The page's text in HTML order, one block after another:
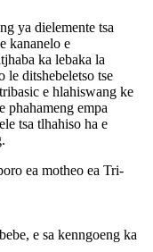
ya dielemente tsa
kananelo e
ka lebaka la
le ditshebeletso tse
e hlahiswang ke
phahameng empa
tsa tlhahiso ha e
ea motheo ea Tri-
e sa kenngoeng ka